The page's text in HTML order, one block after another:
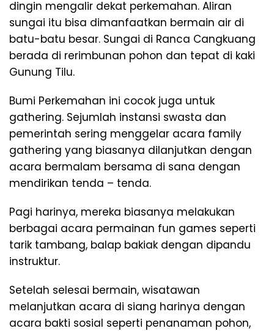
dingin mengalir dekat perkemahan. Aliran
sungai itu bisa dimanfaatkan bermain air di
batu-batu besar. Sungai di Ranca Cangkuang
berada di rerimbunan pohon dan tepat di kaki
Gunung Tilu.
Bumi Perkemahan ini cocok juga untuk
gathering. Sejumlah instansi swasta dan
pemerintah sering menggelar acara family
gathering yang biasanya dilanjutkan dengan
acara bermalam bersama di sana dengan
mendirikan tenda – tenda.
Pagi harinya, mereka biasanya melakukan
berbagai acara permainan fun games seperti
tarik tambang, balap bakiak dengan dipandu
instruktur.
Setelah selesai bermain, wisatawan
melanjutkan acara di siang harinya dengan
acara bakti sosial seperti penanaman pohon,